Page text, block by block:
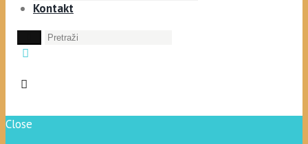
Kontakt
Close